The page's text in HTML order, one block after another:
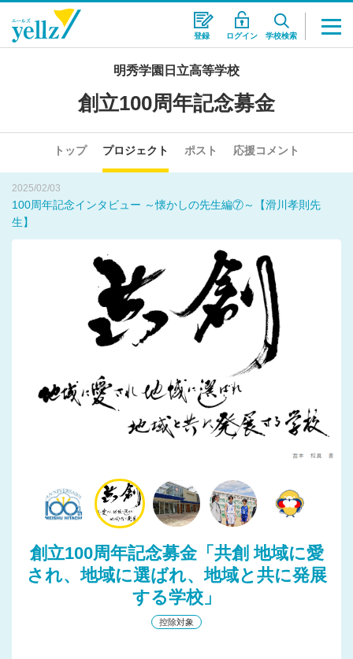
登録 ログイン 学校検索
明秀学園日立高等学校
創立100周年記念募金
トップ プロジェクト ポスト 応援コメント
創立100周年記念募金に関する投稿…再開！
2025/02/03
100周年記念インタビュー ～懐かしの先生編⑦～【滑川孝則先
生】
創立100周年記念募金に関する投稿…再開！
【100周年記念イベント_第１弾】〈報告〉スポーツ栄養講座・調
創立100周年記念募金「共創 地域に愛
され、地域に選ばれ、地域と共に発展
する学校」
控除対象